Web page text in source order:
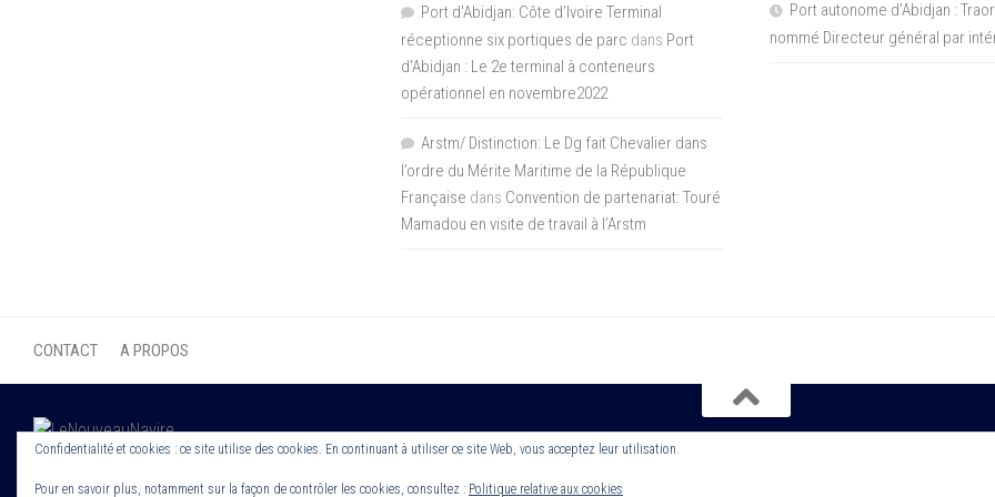
Port d'Abidjan: Côte d’Ivoire Terminal
réceptionne six portiques de parc dans Port
d’Abidjan : Le 2e terminal à conteneurs
opérationnel en novembre2022
Arstm/ Distinction: Le Dg fait Chevalier dans
l’ordre du Mérite Maritime de la République
Française dans Convention de partenariat: Touré
Mamadou en visite de travail à l’Arstm
Port autonome d’Abidjan :
nommé Directeur général par
CONTACT A PROPOS
Copyright 2022. Le Nouveau Navire. Tout droit Réservé. Edité par Cornerstone ROS
Confidentialité et cookies : ce site utilise des cookies. En continuant à utiliser ce site Web, vous acceptez leur utilisation.
Pour en savoir plus, notamment sur la façon de contrôler les cookies, consultez : Politique relative aux cookies